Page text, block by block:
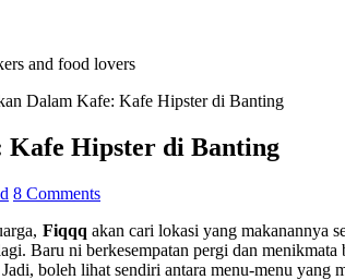
and food lovers
Dalam Kafe: Kafe Hipster di Banting
Kafe Hipster di Banting
8 Comments
Fiqqq akan cari lokasi yang makanannya
Baru ni berkesempatan pergi dan menikmata
boleh lihat sendiri antara menu-menu yang